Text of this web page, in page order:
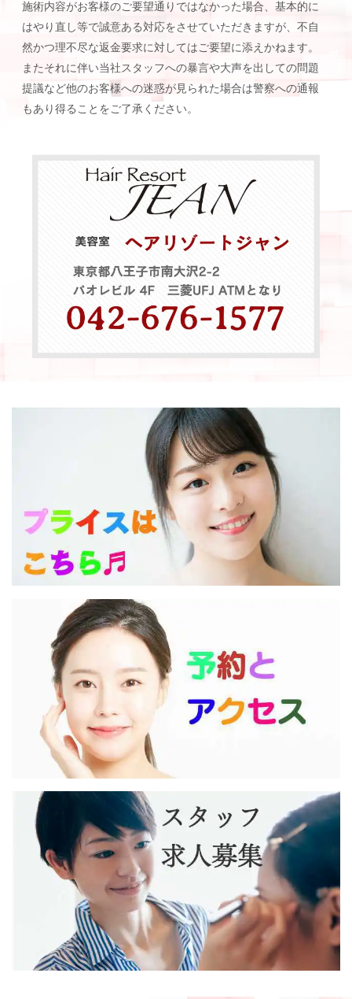
施術内容がお客様のご要望通りではなかった場合、基本的に
はやり直し等で誠意ある対応をさせていただきますが、不自
然かつ理不尽な返金要求に対してはご要望に添えかねます。
またそれに伴い当社スタッフへの暴言や大声を出しての問題
提議など他のお客様への迷惑が見られた場合は警察への通報
もあり得ることをご了承ください。